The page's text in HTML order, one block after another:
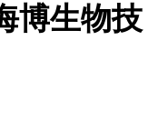
博生物技